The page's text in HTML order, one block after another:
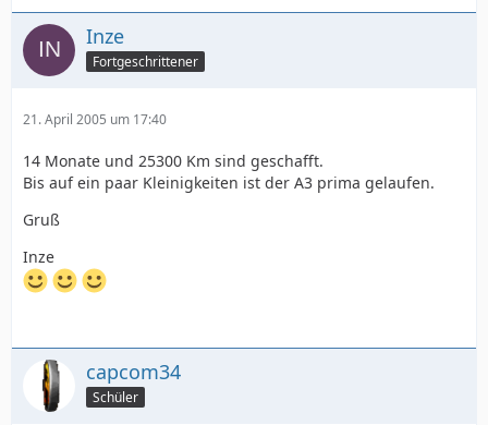
Inze
Fortgeschrittener
21. April 2005 um 17:40
14 Monate und 25300 Km sind geschafft.
Bis auf ein paar Kleinigkeiten ist der A3 prima gelaufen.
Gruß
Inze
capcom34
Schüler